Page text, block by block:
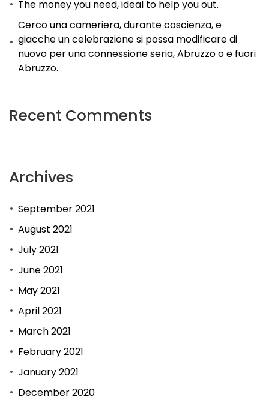
The money you need, ideal to help you out.
Cerco una cameriera, durante coscienza, e
giacche un celebrazione si possa modificare di
nuovo per una connessione seria, Abruzzo o e fuori
Abruzzo.
Recent Comments
Archives
September 2021
August 2021
July 2021
June 2021
May 2021
April 2021
March 2021
February 2021
January 2021
December 2020